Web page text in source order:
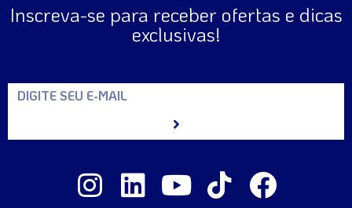
Inscreva-se para receber ofertas e dicas
exclusivas!